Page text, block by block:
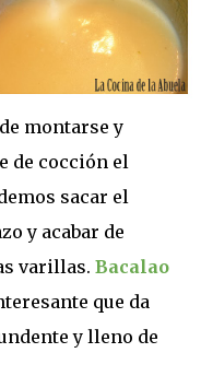
montarse y
de cocción el
sacar el
y acabar de
varillas. Bacalao
que da
y lleno de